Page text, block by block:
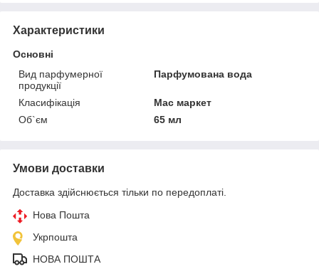
Характеристики
Основні
Вид парфумерної
продукції
Парфумована вода
Класифікація
Мас маркет
Об`єм
65 мл
Умови доставки
Доставка здійснюється тільки по передоплаті.
Нова Пошта
Укрпошта
НОВА ПОШТА